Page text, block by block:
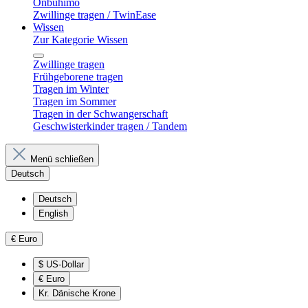
Onbuhimo
Zwillinge tragen / TwinEase
Wissen
Zur Kategorie Wissen
Zwillinge tragen
Frühgeborene tragen
Tragen im Winter
Tragen im Sommer
Tragen in der Schwangerschaft
Geschwisterkinder tragen / Tandem
Menü schließen
Deutsch
Deutsch
English
€ Euro
$ US-Dollar
€ Euro
Kr. Dänische Krone